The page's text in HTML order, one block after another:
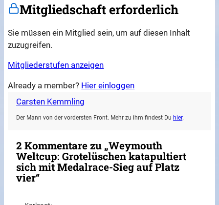
Mitgliedschaft erforderlich
Sie müssen ein Mitglied sein, um auf diesen Inhalt
zuzugreifen.
Mitgliederstufen anzeigen
Already a member? Hier einloggen
Carsten Kemmling
Der Mann von der vordersten Front. Mehr zu ihm findest Du hier.
2 Kommentare zu „Weymouth
Weltcup: Grotelüschen katapultiert
sich mit Medalrace-Sieg auf Platz
vier“